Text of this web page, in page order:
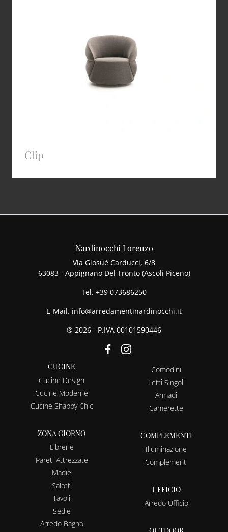
Clip
Nardinocchi Lorenzo
Via Giosuè Carducci, 6/8
63083 - Appignano Del Tronto (Ascoli Piceno)
Tel. +39 073686250
E-Mail. info@arredamentinardinocchi.it
® 2026 - P.IVA 00101590446
CUCINE
Cucine Design
Cucine Moderne
Cucine Shabby Chic
ZONA GIORNO
Librerie
Pareti Attrezzate
Madie
Salotti
Tavoli
Sedie
Arredo Bagno
Comodini
Letti Singoli
Armadi
Camerette
COMPLEMENTI
Illuminazione
Complementi
UFFICIO
Arredo Ufficio